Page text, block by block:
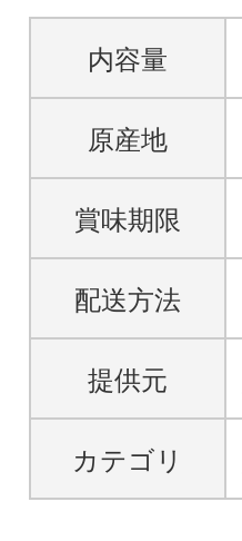
内容量
原産地
賞味期限
配送方法
提供元
カテゴリ